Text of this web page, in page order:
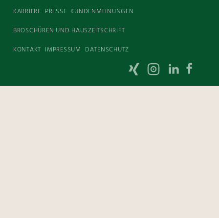
KARRIERE PRESSE KUNDENMEINUNGEN
BROSCHÜREN UND HAUSZEITSCHRIFT
KONTAKT IMPRESSUM DATENSCHUTZ